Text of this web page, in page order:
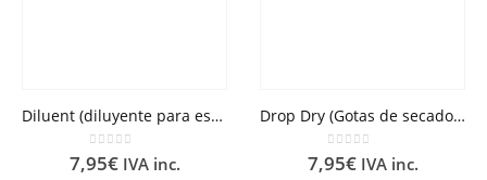
Diluent (diluyente para esmaltes de uñas) Mia Cosmetics
0 out of 5
7,95€ IVA inc.
Drop Dry (Gotas de secado rápido) Mia Cosmetics
0 out of 5
7,95€ IVA inc.